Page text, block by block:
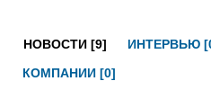
НОВОСТИ [9] ИНТЕРВЬЮ
КОМПАНИИ [0]